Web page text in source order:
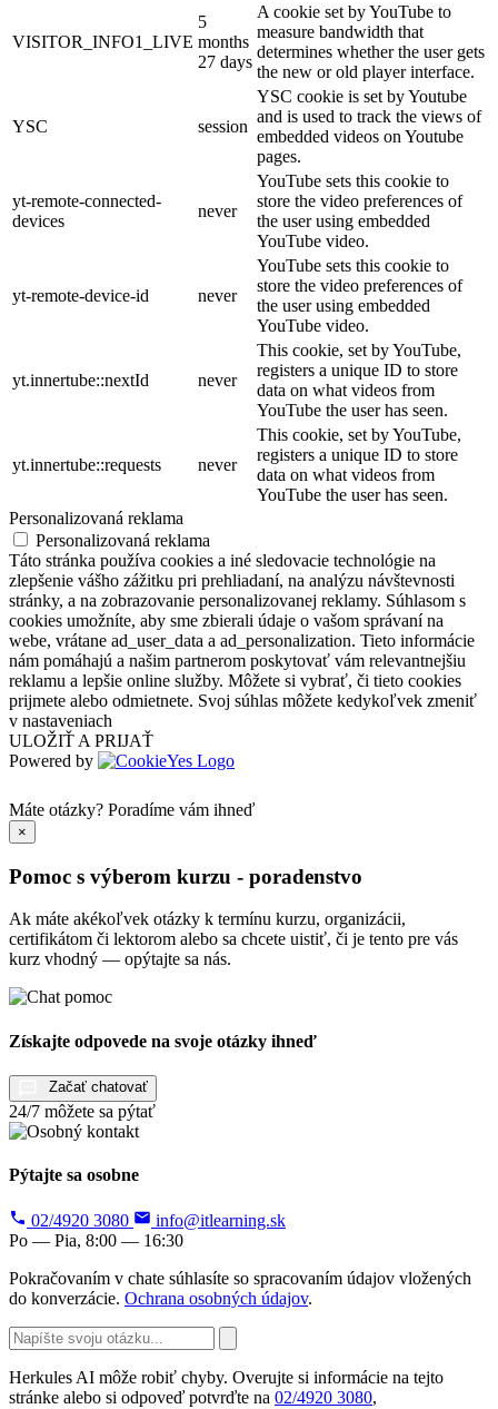
VISITOR_INFO1_LIVE
5
months
27 days
A cookie set by YouTube to
measure bandwidth that
determines whether the user gets
the new or old player interface.
YSC session
YSC cookie is set by Youtube
and is used to track the views of
embedded videos on Youtube
pages.
yt-remote-connected-
devices
never
YouTube sets this cookie to
store the video preferences of
the user using embedded
YouTube video.
yt-remote-device-id never
YouTube sets this cookie to
store the video preferences of
the user using embedded
YouTube video.
yt.innertube::nextId never
This cookie, set by YouTube,
registers a unique ID to store
data on what videos from
YouTube the user has seen.
yt.innertube::requests never
This cookie, set by YouTube,
registers a unique ID to store
data on what videos from
YouTube the user has seen.
Personalizovaná reklama
Personalizovaná reklama
Táto stránka používa cookies a iné sledovacie technológie na
zlepšenie vášho zážitku pri prehliadaní, na analýzu návštevnosti
stránky, a na zobrazovanie personalizovanej reklamy. Súhlasom s
cookies umožníte, aby sme zbierali údaje o vašom správaní na
webe, vrátane ad_user_data a ad_personalization. Tieto informácie
nám pomáhajú a našim partnerom poskytovať vám relevantnejšiu
reklamu a lepšie online služby. Môžete si vybrať, či tieto cookies
prijmete alebo odmietnete. Svoj súhlas môžete kedykoľvek zmeniť
v nastaveniach
ULOŽIŤ A PRIJAŤ
Powered by
Máte otázky? Poradíme vám ihneď
×
Pomoc s výberom kurzu - poradenstvo
Ak máte akékoľvek otázky k termínu kurzu, organizácii,
certifikátom či lektorom alebo sa chcete uistiť, či je tento pre vás
kurz vhodný — opýtajte sa nás.
Získajte odpovede na svoje otázky ihneď
Začať chatovať
24/7 môžete sa pýtať
Pýtajte sa osobne
02/4920 3080
info@itlearning.sk
Po — Pia, 8:00 — 16:30
Pokračovaním v chate súhlasíte so spracovaním údajov vložených
do konverzácie. Ochrana osobných údajov.
Herkules AI môže robiť chyby. Overujte si informácie na tejto
stránke alebo si odpoveď potvrďte na 02/4920 3080,